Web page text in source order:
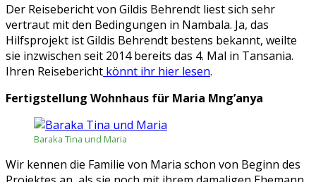
Der Reisebericht von Gildis Behrendt liest sich sehr
vertraut mit den Bedingungen in Nambala. Ja, das
Hilfsprojekt ist Gildis Behrendt bestens bekannt, weilte
sie inzwischen seit 2014 bereits das 4. Mal in Tansania.
Ihren Reisebericht könnt ihr hier lesen.
Fertigstellung Wohnhaus für Maria Mng’anya
Baraka Tina und Maria
Wir kennen die Familie von Maria schon von Beginn des